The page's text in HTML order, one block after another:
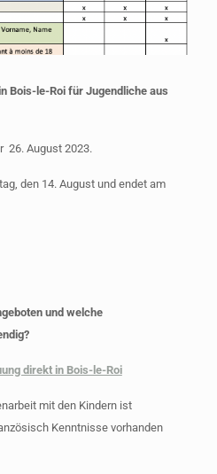
Bois-le-Roi für Jugendliche aus
26. August 2023.
den 14. August und endet am
und welche
direkt in Bois-le-Roi
mit den Kindern ist
Kenntnisse vorhanden